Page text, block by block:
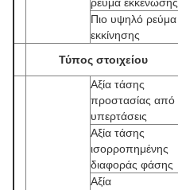
ρεύμα εκκένωσης
Πιο υψηλό ρεύμα
εκκίνησης
Τύπος στοιχείου
Αξία τάσης
προστασίας από
υπερτάσεις
Αξία τάσης
ισορροπημένης
διαφοράς φάσης
Αξία